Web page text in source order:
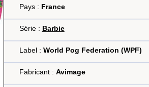
Pays : France
Série : Barbie
Label : World Pog Federation (WPF)
Fabricant : Avimage